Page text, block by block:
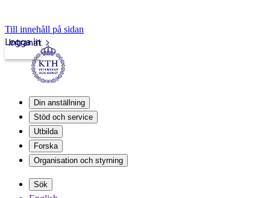
Till innehåll på sidan
Intranät
Logga in
Din anställning
Stöd och service
Utbilda
Forska
Organisation och styrning
Sök